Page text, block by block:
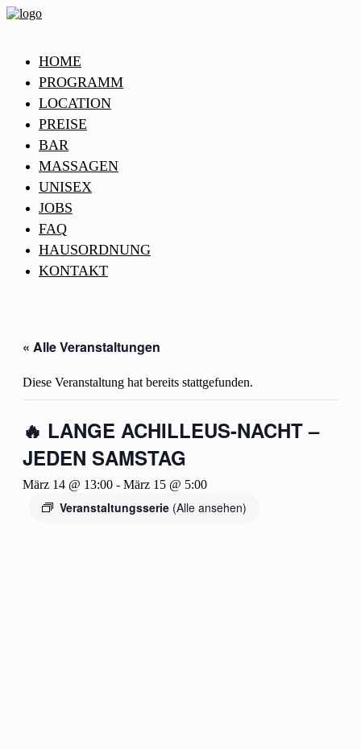
HOME
PROGRAMM
LOCATION
PREISE
BAR
MASSAGEN
UNISEX
JOBS
FAQ
HAUSORDNUNG
KONTAKT
« Alle Veranstaltungen
Diese Veranstaltung hat bereits stattgefunden.
🔥 LANGE ACHILLEUS-NACHT –
JEDEN SAMSTAG
März 14 @ 13:00 - März 15 @ 5:00
Veranstaltungsserie (Alle ansehen)